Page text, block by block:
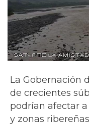
La Gobernación
de crecientes
podrían afectar
y zonas